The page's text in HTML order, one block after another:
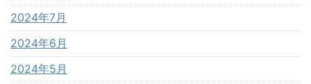
2024年7月
2024年6月
2024年5月